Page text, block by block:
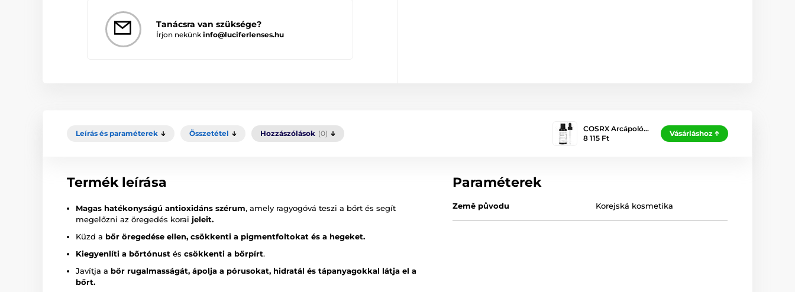
Tanácsra van szüksége?
Írjon nekünk info@luciferlenses.hu
Leírás és paraméterek Összetétel Hozzászólások (0)
COSRX Arcápoló…
8 115 Ft
Vásárláshoz
Termék leírása
Magas hatékonyságú antioxidáns szérum, amely ragyogóvá teszi a bőrt és segít
megelőzni az öregedés korai jeleit.
Küzd a bőr öregedése ellen, csökkenti a pigmentfoltokat és a hegeket.
Kiegyenlíti a bőrtónust és csökkenti a bőrpírt.
Javítja a bőr rugalmasságát, ápolja a pórusokat, hidratál és tápanyagokkal látja el a
bőrt.
Paraméterek
Země původu Korejská kosmetika